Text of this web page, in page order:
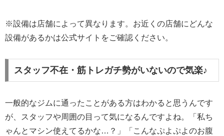
※設備は店舗によって異なります。お近くの店舗にどんな
設備があるかは公式サイトをご確認ください。
スタッフ不在・筋トレガチ勢がいないので気楽♪
一般的なジムに通ったことがある方はわかると思うんです
が、スタッフや周囲の目って気になるんですよね。「私ち
ゃんとマシン使えてるかな…？」「こんなぷよぷよのお腹